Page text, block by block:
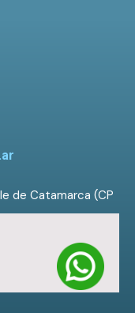
de Catamarca (CP